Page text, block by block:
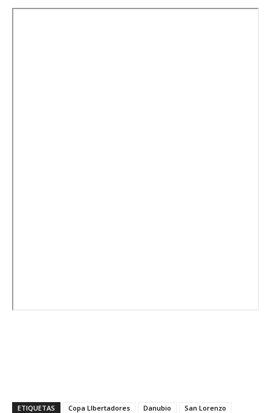
ETIQUETAS Copa LIbertadores Danubio
San Lorenzo